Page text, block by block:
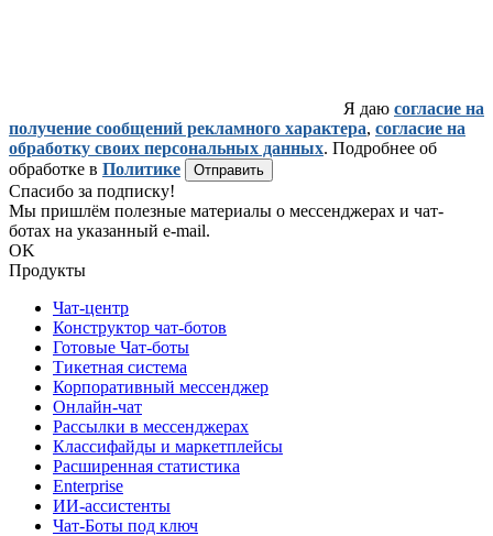
Я даю согласие на
получение сообщений рекламного характера, согласие на
обработку своих персональных данных. Подробнее об
обработке в Политике Отправить
Спасибо за подписку!
Мы пришлём полезные материалы о мессенджерах и чат-
ботах на указанный e-mail.
OK
Продукты
Чат-центр
Конструктор чат-ботов
Готовые Чат-боты
Тикетная система
Корпоративный мессенджер
Онлайн-чат
Рассылки в мессенджерах
Классифайды и маркетплейсы
Расширенная статистика
Enterprise
ИИ-ассистенты
Чат-Боты под ключ